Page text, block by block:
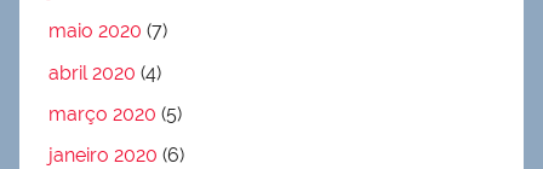
maio 2020 (7)
abril 2020 (4)
março 2020 (5)
janeiro 2020 (6)